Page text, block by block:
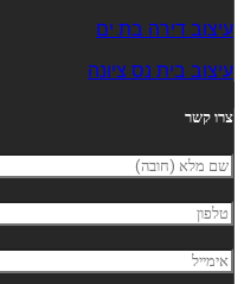
עיצוב דירה בת ים
עיצוב בית נס ציונה
צרו קשר